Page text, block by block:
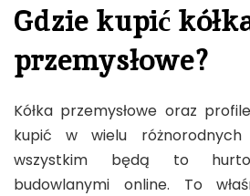
Gdzie kupić
przemysłowe?
Kółka przemysłowe oraz
kupić w wielu różnorodnych
wszystkim będą to
budowlanymi online. To